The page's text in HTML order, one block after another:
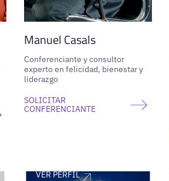
Manuel Casals
Conferenciante y consultor
experto en felicidad, bienestar y
liderazgo
SOLICITAR
CONFERENCIANTE
VER PERFIL